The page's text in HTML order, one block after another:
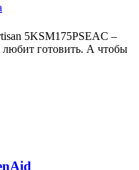
5KSM175PSEAC –
любит готовить. А чтобы